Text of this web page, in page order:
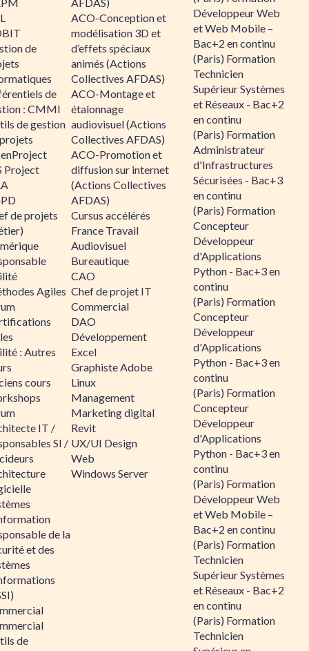
de
de
: CMMI
de gestion
Project
de projets
Agiles
: Autres
cours
IT /
SI /
de la
et des
de
ACO-Conception et
modélisation 3D et
d’effets spéciaux
animés (Actions
Collectives AFDAS)
ACO-Montage et
étalonnage
audiovisuel (Actions
Collectives AFDAS)
ACO-Promotion et
diffusion sur internet
(Actions Collectives
AFDAS)
Cursus accélérés
France Travail
Audiovisuel
Bureautique
CAO
Chef de projet IT
Commercial
DAO
Développement
Excel
Graphiste Adobe
Linux
Management
Marketing digital
Revit
UX/UI Design
Web
Windows Server
Développeur Web
et Web Mobile –
Bac+2 en continu
(Paris) Formation
Technicien
Supérieur Systèmes
et Réseaux - Bac+2
en continu
(Paris) Formation
Administrateur
d'Infrastructures
Sécurisées - Bac+3
en continu
(Paris) Formation
Concepteur
Développeur
d'Applications
Python - Bac+3 en
continu
(Paris) Formation
Concepteur
Développeur
d'Applications
Python - Bac+3 en
continu
(Paris) Formation
Concepteur
Développeur
d'Applications
Python - Bac+3 en
continu
(Paris) Formation
Développeur Web
et Web Mobile –
Bac+2 en continu
(Paris) Formation
Technicien
Supérieur Systèmes
et Réseaux - Bac+2
en continu
(Paris) Formation
Technicien